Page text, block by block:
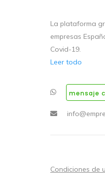
La plataforma
empresas
Covid-19.
Leer todo
mensaje
Condiciones de